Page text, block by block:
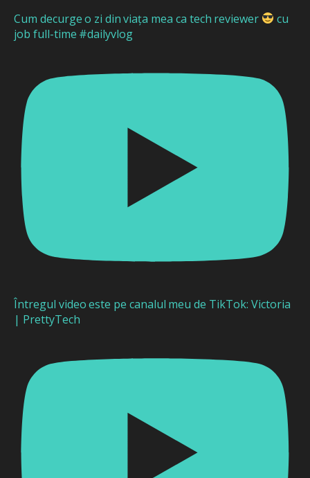
Cum decurge o zi din viața mea ca tech reviewer
cu
job full-time #dailyvlog
Întregul video este pe canalul meu de TikTok: Victoria
| PrettyTech